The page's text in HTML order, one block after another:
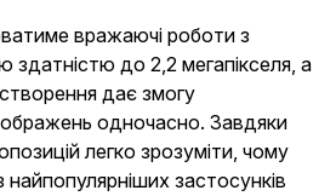
вражаючі роботи з
здатністю до 2,2 мегапікселя, а
дає змогу
одночасно. Завдяки
легко зрозуміти, чому
застосунків